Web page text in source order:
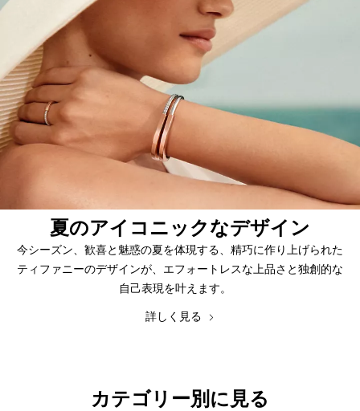
夏のアイコニックなデザイン
今シーズン、歓喜と魅惑の夏を体現する、精巧に作り上げられた
ティファニーのデザインが、エフォートレスな上品さと独創的な
自己表現を叶えます。
詳しく見る
カテゴリー別に見る